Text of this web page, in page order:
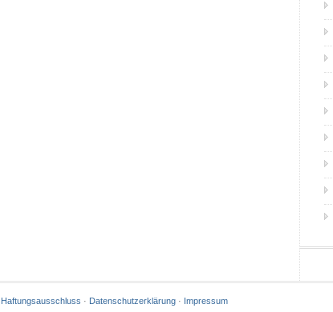
Haftungsausschluss · Datenschutzerklärung · Impressum